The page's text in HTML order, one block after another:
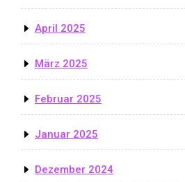
April 2025
März 2025
Februar 2025
Januar 2025
Dezember 2024